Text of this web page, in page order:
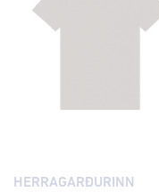
HERRAGARÐURINN